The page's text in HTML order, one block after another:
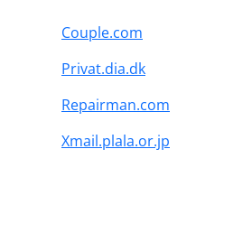
Couple.com
Privat.dia.dk
Repairman.com
Xmail.plala.or.jp